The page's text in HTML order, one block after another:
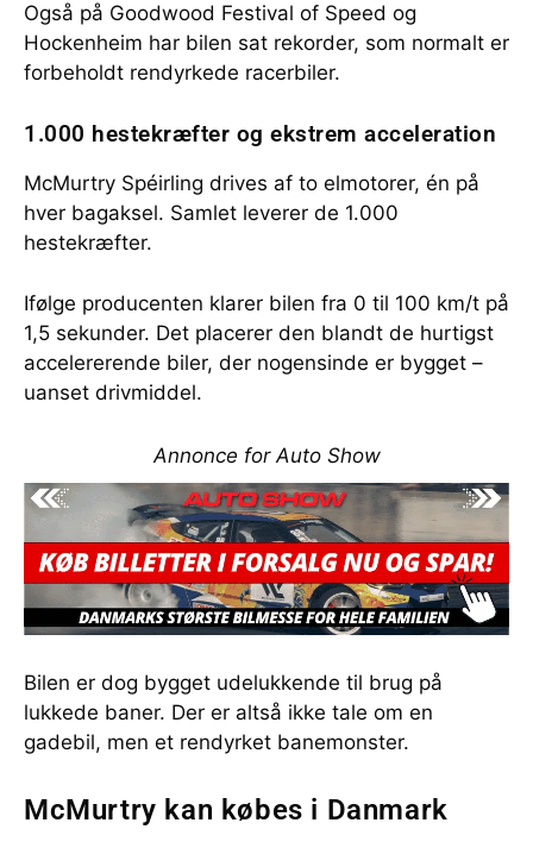
Også på Goodwood Festival of Speed og
Hockenheim har bilen sat rekorder, som normalt er
forbeholdt rendyrkede racerbiler.
1.000 hestekræfter og ekstrem acceleration
McMurtry Spéirling drives af to elmotorer, én på
hver bagaksel. Samlet leverer de 1.000
hestekræfter.
Ifølge producenten klarer bilen fra 0 til 100 km/t på
1,5 sekunder. Det placerer den blandt de hurtigst
accelererende biler, der nogensinde er bygget –
uanset drivmiddel.
Annonce for Auto Show
Bilen er dog bygget udelukkende til brug på
lukkede baner. Der er altså ikke tale om en
gadebil, men et rendyrket banemonster.
McMurtry kan købes i Danmark